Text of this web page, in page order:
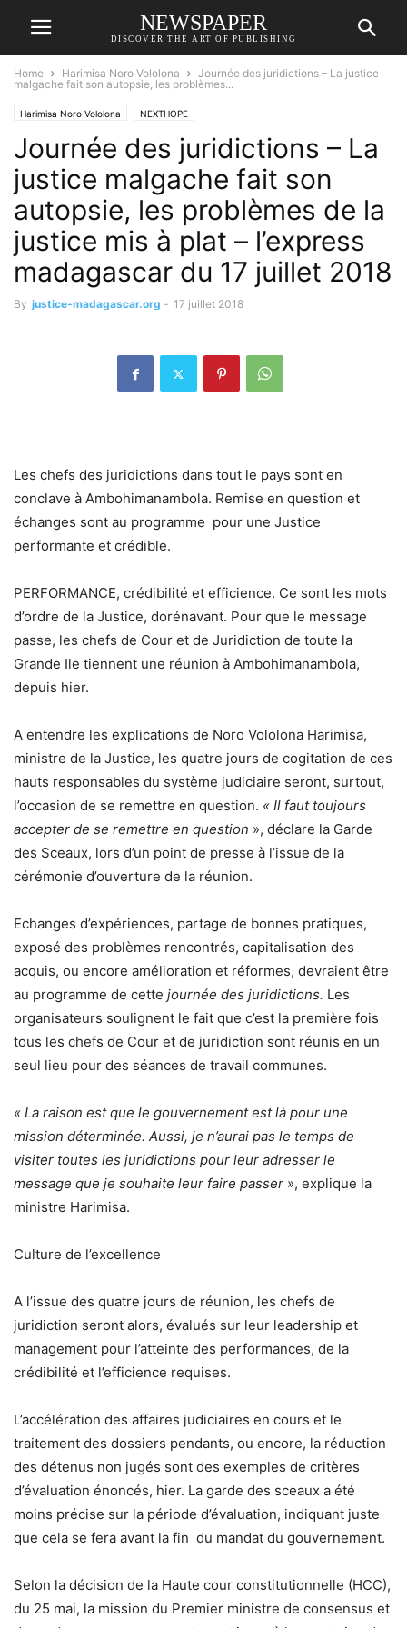
NEWSPAPER
DISCOVER THE ART OF PUBLISHING
Home Harimisa Noro Vololona
Journée des juridictions – La justice
malgache fait son autopsie, les problèmes...
Harimisa Noro Vololona NEXTHOPE
Journée des juridictions – La
justice malgache fait son
autopsie, les problèmes de la
justice mis à plat – l’express
madagascar du 17 juillet 2018
By justice-madagascar.org - 17 juillet 2018
Les chefs des juridictions dans tout le pays sont en
conclave à Ambohimanambola. Remise en question et
échanges sont au programme pour une Justice
performante et crédible.
PERFORMANCE, crédibilité et efficience. Ce sont les mots
d’ordre de la Justice, dorénavant. Pour que le message
passe, les chefs de Cour et de Juridiction de toute la
Grande Ile tiennent une réunion à Ambohimanambola,
depuis hier.
A entendre les explications de Noro Vololona Harimisa,
ministre de la Justice, les quatre jours de cogitation de ces
hauts responsables du système judiciaire seront, surtout,
l’occasion de se remettre en question. « Il faut toujours
accepter de se remettre en question », déclare la Garde
des Sceaux, lors d’un point de presse à l’issue de la
cérémonie d’ouverture de la réunion.
Echanges d’expériences, partage de bonnes pratiques,
exposé des problèmes rencontrés, capitalisation des
acquis, ou encore amélioration et réformes, devraient être
au programme de cette journée des juridictions. Les
organisateurs soulignent le fait que c’est la première fois
tous les chefs de Cour et de juridiction sont réunis en un
seul lieu pour des séances de travail communes.
« La raison est que le gouvernement est là pour une
mission déterminée. Aussi, je n’aurai pas le temps de
visiter toutes les juridictions pour leur adresser le
message que je souhaite leur faire passer », explique la
ministre Harimisa.
Culture de l’excellence
A l’issue des quatre jours de réunion, les chefs de
juridiction seront alors, évalués sur leur leadership et
management pour l’atteinte des performances, de la
crédibilité et l’efficience requises.
L’accélération des affaires judiciaires en cours et le
traitement des dossiers pendants, ou encore, la réduction
des détenus non jugés sont des exemples de critères
d’évaluation énoncés, hier. La garde des sceaux a été
moins précise sur la période d’évaluation, indiquant juste
que cela se fera avant la fin du mandat du gouvernement.
Selon la décision de la Haute cour constitutionnelle (HCC),
du 25 mai, la mission du Premier ministre de consensus et